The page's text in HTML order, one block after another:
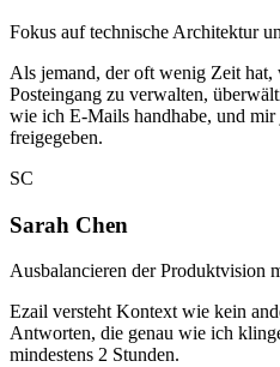
Fokus auf technische Architektur
Als jemand, der oft wenig Zeit hat,
Posteingang zu verwalten,
wie ich E-Mails handhabe, und mir
freigegeben.
SC
Sarah Chen
Ausbalancieren der Produktvision
Ezail versteht Kontext wie kein
Antworten, die genau wie ich
mindestens 2 Stunden.